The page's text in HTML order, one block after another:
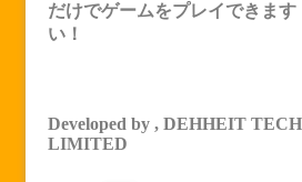
だけでゲームをプレイできます
い！
Developed by , DEHHEIT
LIMITED